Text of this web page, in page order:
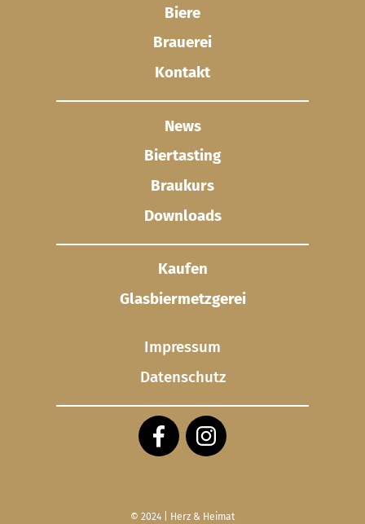
Biere
Brauerei
Kontakt
News
Biertasting
Braukurs
Downloads
Kaufen
Glasbier­metzgerei
Impressum
Datenschutz
© 2024 | Herz & Heimat